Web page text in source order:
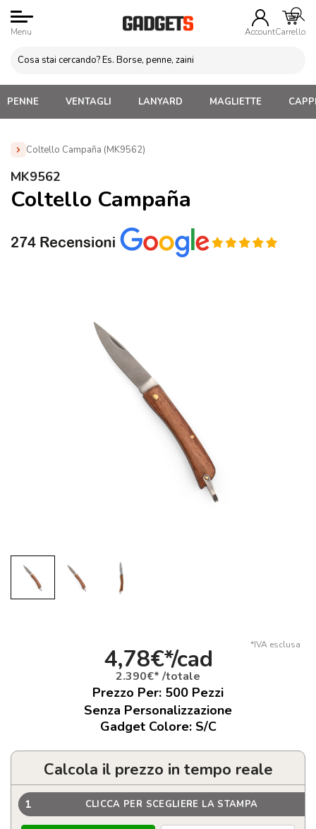
Menu AccountCarrello
PENNE VENTAGLI LANYARD MAGLIETTE
Coltello Campaña (MK9562)
Home »
MK9562
Coltello Campaña
*IVA esclusa
4,78€*/cad
2.390€* /totale
Prezzo Per: 500 Pezzi
Senza Personalizzazione
Gadget Colore: S/C
Calcola il prezzo in tempo reale
1 CLICCA PER SCEGLIERE LA STAMPA